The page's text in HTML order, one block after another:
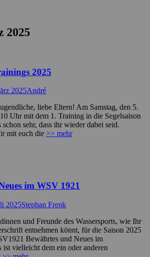
2025
2025
2025Autor
André
liebe Eltern! Am Samstag, den 5.
Uhr mit dem 1. Training in die Segelsaison
sehr, dass ihr wieder dabei seid.
mit euch die >> mehr
im WSV 1921
2025Autor
Stephan Frenk
und Freunde des Wassersports, wie Ihr
entnehmen könnt, für die Saison 2025
Bewährtes und Neues im
ist vielleicht dem ein oder anderen